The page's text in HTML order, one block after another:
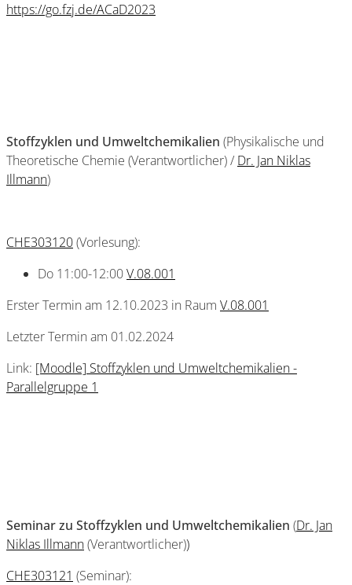
https://go.fzj.de/ACaD2023
Stoffzyklen und Umweltchemikalien (Physikalische und
Theoretische Chemie (Verantwortlicher) / Dr. Jan Niklas
Illmann)
CHE303120(Vorlesung):
Do 11:00-12:00V.08.001
Erster Termin am 12.10.2023 in Raum V.08.001
Letzter Termin am 01.02.2024
Link: [Moodle] Stoffzyklen und Umweltchemikalien -
Parallelgruppe 1
Seminar zu Stoffzyklen und Umweltchemikalien (Dr. Jan
Niklas Illmann(Verantwortlicher))
CHE303121 (Seminar):